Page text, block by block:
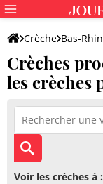
Crèche Bas-Rhin
Crèches
les crèches
Voir les crèches à :